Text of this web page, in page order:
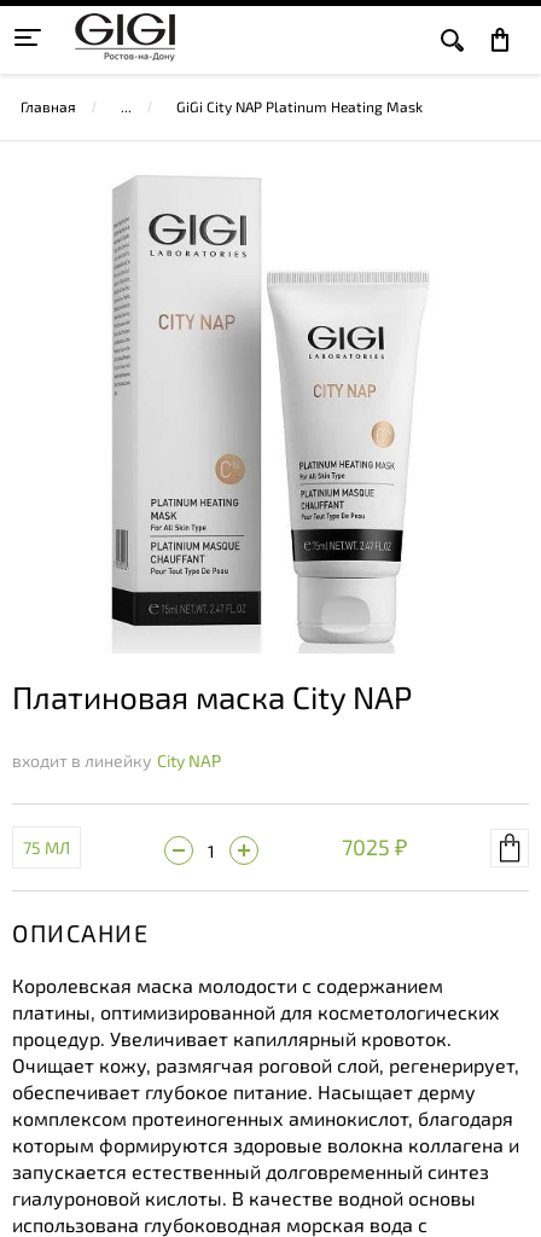
Главная GiGi City NAP Platinum Heating Mask
Платиновая маска City NAP
входит в линейку City NAP
75 МЛ 7025 ₽
ОПИСАНИЕ
Королевская маска молодости с содержанием
платины, оптимизированной для косметологических
процедур. Увеличивает капиллярный кровоток.
Очищает кожу, размягчая роговой слой, регенерирует,
обеспечивает глубокое питание. Насыщает дерму
комплексом протеиногенных аминокислот, благодаря
которым формируются здоровые волокна коллагена и
запускается естественный долговременный синтез
гиалуроновой кислоты. В качестве водной основы
использована глубоководная морская вода с